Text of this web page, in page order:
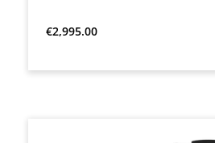
Regular price:
€2,995.00